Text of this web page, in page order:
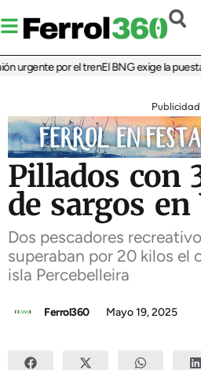
urgente por el trenEl BNG exige la puesta
Publicidad
Pillados con
de sargos
Dos pescadores
superaban por 20 kilos el
isla Percebelleira
Ferrol360 Mayo 19, 2025